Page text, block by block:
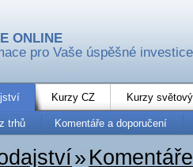
ONLINE
pro Vaše úspěšné investice
Kurzy CZ Kurzy
trhů Komentáře a doporučení
»